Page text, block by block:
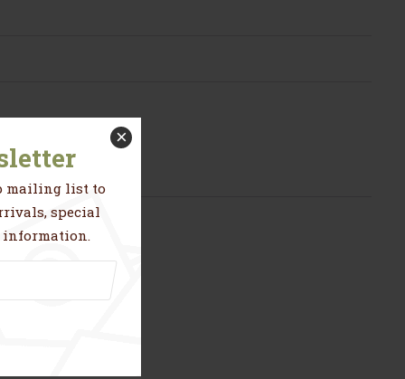
mailing list to
special
information.
×